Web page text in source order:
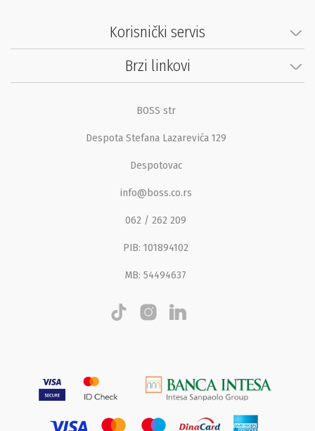
Korisnički servis
Brzi linkovi
BOSS str
Despota Stefana Lazarevića 129
Despotovac
info@boss.co.rs
062 / 262 209
PIB: 101894102
MB: 54494637